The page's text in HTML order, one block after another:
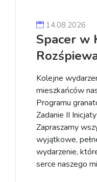
14.08.2026
Spacer w
Kolejne
mieszkańców
Programu
Zadanie II
Zapraszamy
wyjątkowe,
wydarzenie,
serce naszego